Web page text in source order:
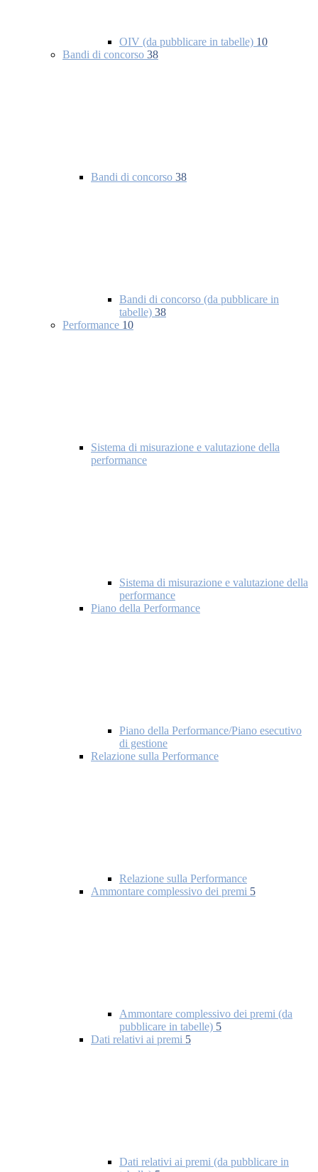
OIV (da pubblicare in tabelle) 10
Bandi di concorso 38
Bandi di concorso 38
Bandi di concorso (da pubblicare in
tabelle) 38
Performance 10
Sistema di misurazione e valutazione della
performance
Sistema di misurazione e valutazione della
performance
Piano della Performance
Piano della Performance/Piano esecutivo
di gestione
Relazione sulla Performance
Relazione sulla Performance
Ammontare complessivo dei premi 5
Ammontare complessivo dei premi (da
pubblicare in tabelle) 5
Dati relativi ai premi 5
Dati relativi ai premi (da pubblicare in